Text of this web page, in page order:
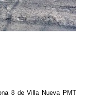
8 de Villa Nueva PMT